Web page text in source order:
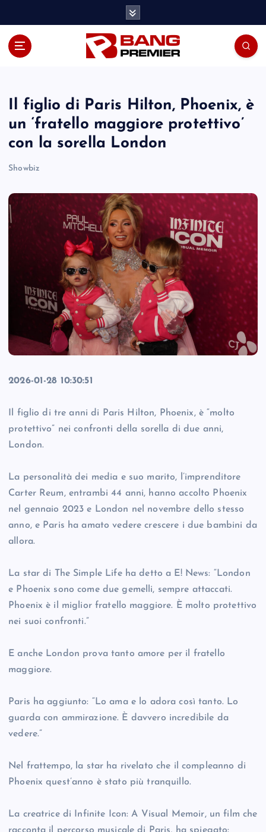
Il figlio di Paris Hilton, Phoenix, è
un ‘fratello maggiore protettivo’
con la sorella London
Showbiz
2026-01-28 10:30:51
Il figlio di tre anni di Paris Hilton, Phoenix, è “molto
protettivo” nei confronti della sorella di due anni,
London.
La personalità dei media e suo marito, l’imprenditore
Carter Reum, entrambi 44 anni, hanno accolto Phoenix
nel gennaio 2023 e London nel novembre dello stesso
anno, e Paris ha amato vedere crescere i due bambini da
allora.
La star di The Simple Life ha detto a E! News: “London
e Phoenix sono come due gemelli, sempre attaccati.
Phoenix è il miglior fratello maggiore. È molto protettivo
nei suoi confronti.”
E anche London prova tanto amore per il fratello
maggiore.
Paris ha aggiunto: “Lo ama e lo adora così tanto. Lo
guarda con ammirazione. È davvero incredibile da
vedere.”
Nel frattempo, la star ha rivelato che il compleanno di
Phoenix quest’anno è stato più tranquillo.
La creatrice di Infinite Icon: A Visual Memoir, un film che